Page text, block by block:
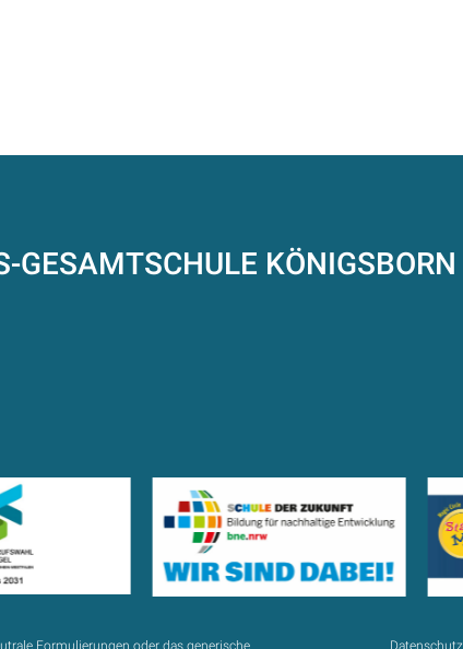
GESAMTSCHULE KÖNIGSBORN
Formulierungen oder das generische Datenschutz